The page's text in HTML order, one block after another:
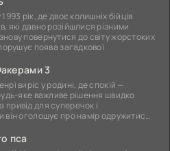
рік, де двоє колишніх бійців
які давно розійшлися різними
повернутися до світу жорстоких
поява загадкової
3
виріс у родині, де спокій —
яке важливе рішення швидко
для суперечок і
він оголошує про намір одружитися,
пса